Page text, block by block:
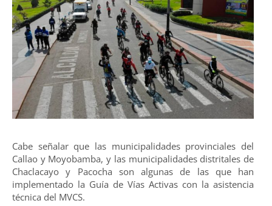
Cabe señalar que las municipalidades provinciales del
Callao y Moyobamba, y las municipalidades distritales de
Chaclacayo y Pacocha son algunas de las que han
implementado la Guía de Vías Activas con la asistencia
técnica del MVCS.